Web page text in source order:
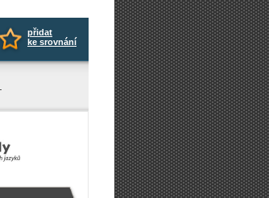
přidat
ke srovnání